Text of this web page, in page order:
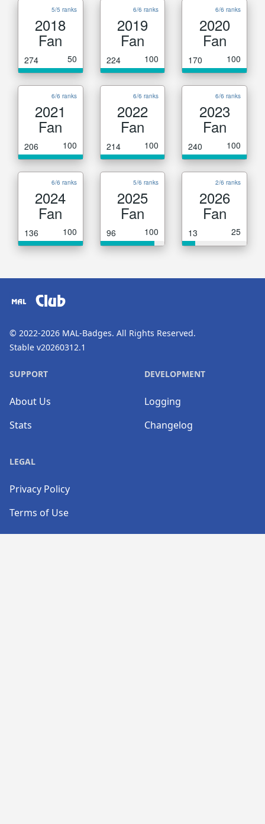
5/5 ranks
2018
Fan
274 50
6/6 ranks
2019
Fan
224 100
6/6 ranks
2020
Fan
170 100
6/6 ranks
2021
Fan
206 100
6/6 ranks
2022
Fan
214 100
6/6 ranks
2023
Fan
240 100
6/6 ranks
2024
Fan
136 100
5/6 ranks
2025
Fan
96 100
2/6 ranks
2026
Fan
13 25
Club
© 2022-2026 MAL-Badges. All Rights Reserved.
Stable v20260312.1
SUPPORT
About Us
Stats
DEVELOPMENT
Logging
Changelog
LEGAL
Privacy Policy
Terms of Use